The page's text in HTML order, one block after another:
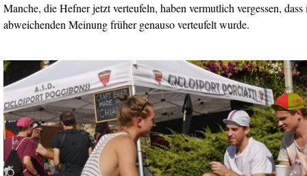
Manche, die Hefner jetzt verteufeln, haben vermutlich vergessen,
abweichenden Meinung früher genauso verteufelt wurde.